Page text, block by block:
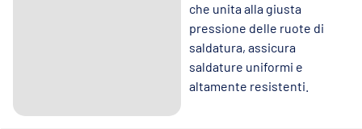
che unita alla giusta
pressione delle ruote di
saldatura, assicura
saldature uniformi e
altamente resistenti.